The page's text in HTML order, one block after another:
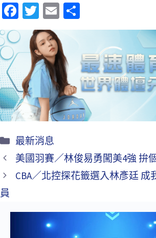
Fa
ce
b
o
o
k
T
wi
tt
er
E
m
ai
l
享
最新消息
美國羽賽／林俊易勇闖美4強 拚
CBA／北控探花籤選入林彥廷 成
員